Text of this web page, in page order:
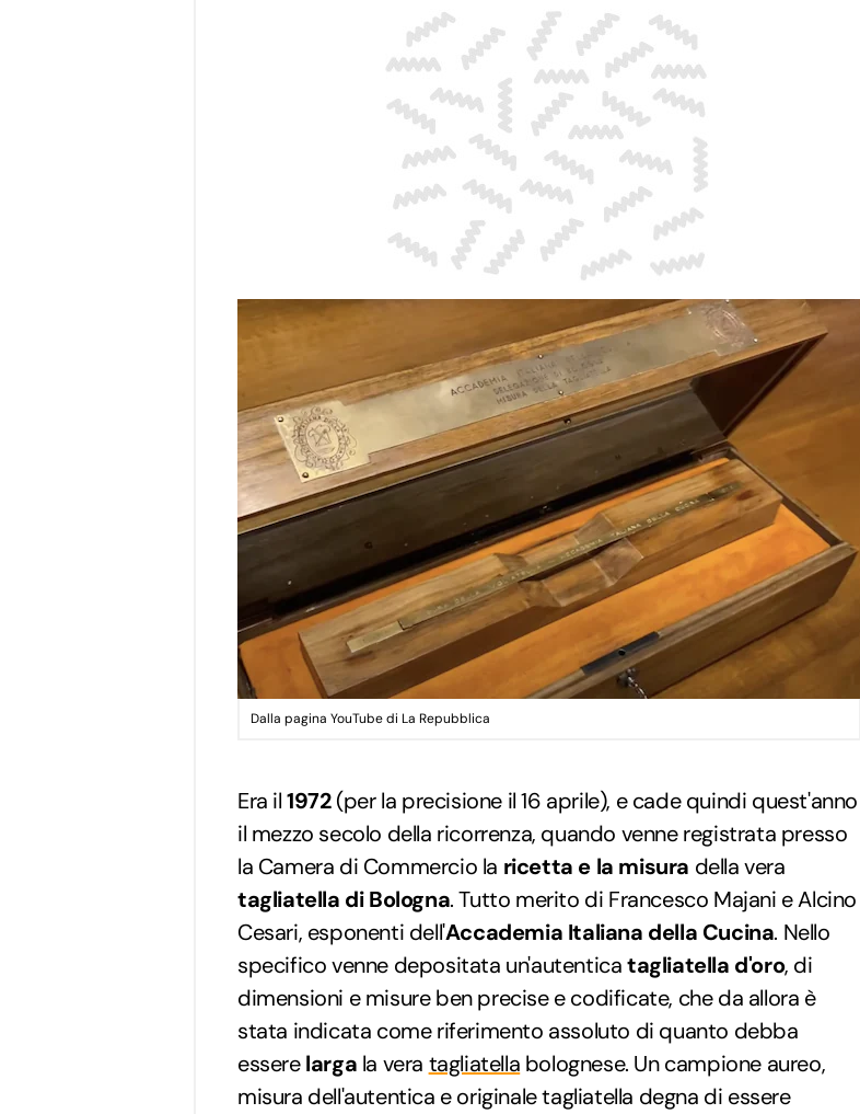
Dalla pagina YouTube di La Repubblica
Era il1972(per la precisione il 16 aprile), e cade quindi quest'anno
il mezzo secolo della ricorrenza, quando venne registrata presso
la Camera di Commercio la ricetta e la misura della vera
tagliatella di Bologna. Tutto merito di Francesco Majani e Alcino
Cesari, esponenti dell'Accademia Italiana della Cucina. Nello
specifico venne depositata un'autenticatagliatella d'oro, di
dimensioni e misure ben precise e codificate, che da allora è
stata indicata come riferimento assoluto di quanto debba
esserelarga la vera tagliatella bolognese. Un campione aureo,
misura dell'autentica e originale tagliatella degna di essere